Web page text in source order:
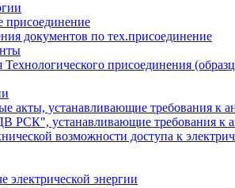
присоединение
документов по тех.присоединение
Технологического присоединения
акты, устанавливающие требования к
РСК", устанавливающие требования к
возможности доступа к
электрической энергии